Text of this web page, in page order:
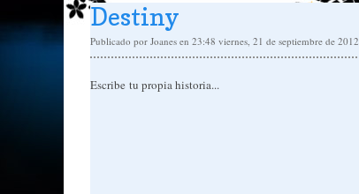
Destiny
Publicado por Joanes en 23:48 viernes, 21 de septiembre de 2012
Escribe tu propia historia...